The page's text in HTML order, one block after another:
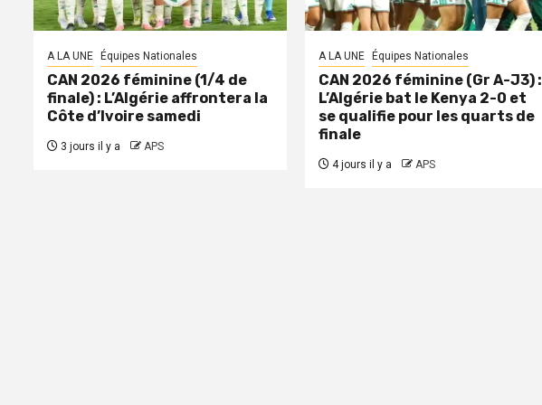
A LA UNE Équipes Nationales
CAN 2026 féminine (1/4 de
finale) : L’Algérie affrontera la
Côte d’Ivoire samedi
3 jours il y a APS
A LA UNE Équipes Nationales
CAN 2026 féminine (Gr A-J3) :
L’Algérie bat le Kenya 2-0 et
se qualifie pour les quarts de
finale
4 jours il y a APS